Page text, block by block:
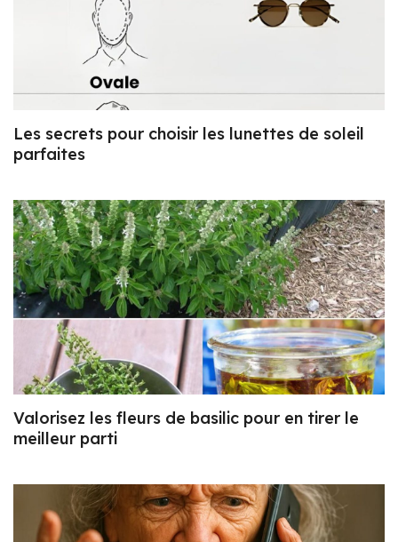
Les secrets pour choisir les lunettes de soleil
parfaites
Valorisez les fleurs de basilic pour en tirer le
meilleur parti